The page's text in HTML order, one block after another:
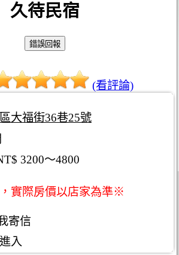
久待民宿
(看評論)
大福街36巷25號
3200～4800
實際房價以店家為準※
寄信
入